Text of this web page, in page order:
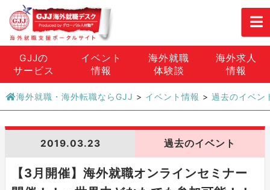
GJJの
サービス
イベント
情報
海外就職
体験談
海外求人
情報
海外就職・海外転職ならGJJ > イベント情報 > 過去のイベン
2019.03.23 過去のイベント
【3月開催】海外就職オンラインセミナー